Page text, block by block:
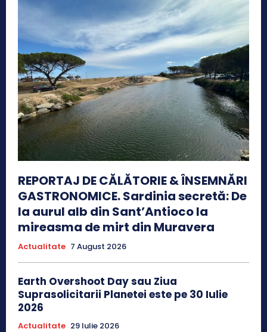
REPORTAJ DE CĂLĂTORIE & ÎNSEMNĂRI
GASTRONOMICE. Sardinia secretă: De
la aurul alb din Sant’Antioco la
mireasma de mirt din Muravera
Actualitate 7 August 2026
Earth Overshoot Day sau Ziua
Suprasolicitarii Planetei este pe 30 Iulie
2026
Actualitate 29 Iulie 2026